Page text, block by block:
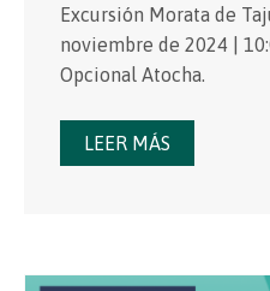
Excursión Morata de
noviembre de 2024 |
Opcional Atocha.
LEER MÁS